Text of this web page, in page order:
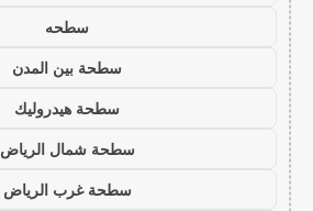
سطحه
سطحة بين المدن
سطحة هيدروليك
سطحة شمال الرياض
سطحة غرب الرياض